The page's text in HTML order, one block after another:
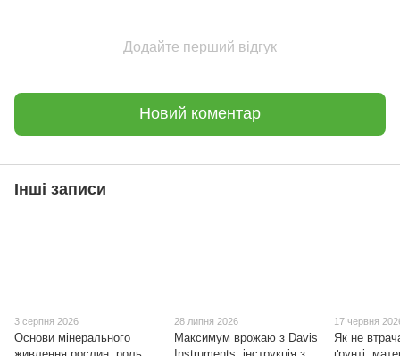
Додайте перший відгук
Новий коментар
Інші записи
3 серпня 2026
Основи мінерального
28 липня 2026
Максимум врожаю з Davis
17 червня
Як не